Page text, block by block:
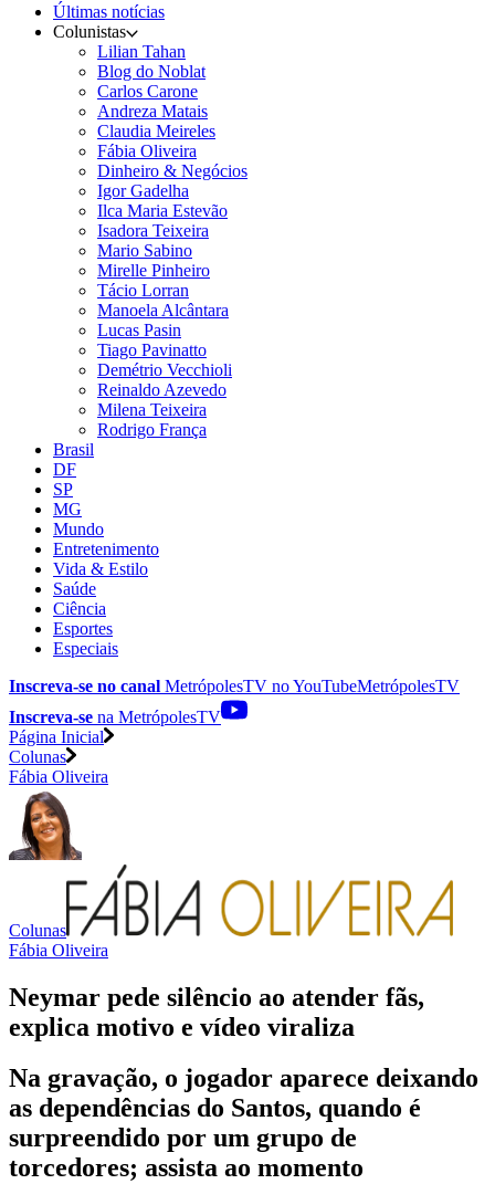
Últimas notícias
Colunistas
Lilian Tahan
Blog do Noblat
Carlos Carone
Andreza Matais
Claudia Meireles
Fábia Oliveira
Dinheiro & Negócios
Igor Gadelha
Ilca Maria Estevão
Isadora Teixeira
Mario Sabino
Mirelle Pinheiro
Tácio Lorran
Manoela Alcântara
Lucas Pasin
Tiago Pavinatto
Demétrio Vecchioli
Reinaldo Azevedo
Milena Teixeira
Rodrigo França
Brasil
DF
SP
MG
Mundo
Entretenimento
Vida & Estilo
Saúde
Ciência
Esportes
Especiais
Inscreva-se no canal MetrópolesTV noYouTubeMetrópolesTV
Inscreva-se na MetrópolesTV
Página Inicial
Colunas
Fábia Oliveira
Colunas
Fábia Oliveira
Neymar pede silêncio ao atender fãs,
explica motivo e vídeo viraliza
Na gravação, o jogador aparece deixando
as dependências do Santos, quando é
surpreendido por um grupo de
torcedores; assista ao momento